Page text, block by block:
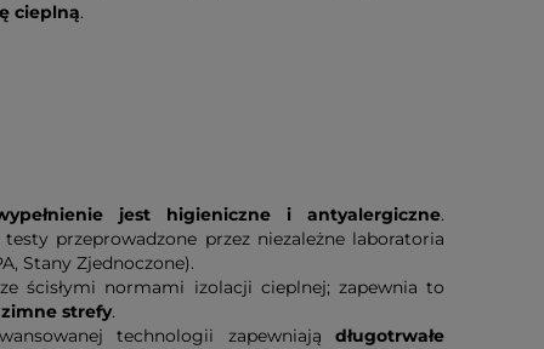
cieplną.
jest higieniczne i antyalergiczne.
przeprowadzone przez niezależne laboratoria
Stany Zjednoczone).
ścisłymi normami izolacji cieplnej; zapewnia to
strefy.
technologii zapewniają długotrwałe